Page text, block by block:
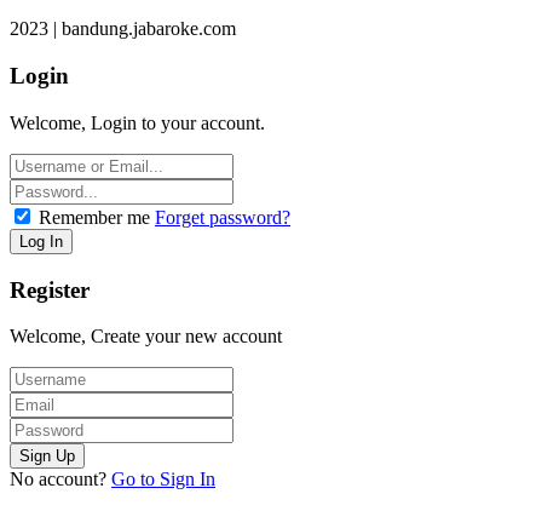
2023 | bandung.jabaroke.com
Login
Welcome, Login to your account.
Remember me Forget password?
Register
Welcome, Create your new account
No account? Go to Sign In